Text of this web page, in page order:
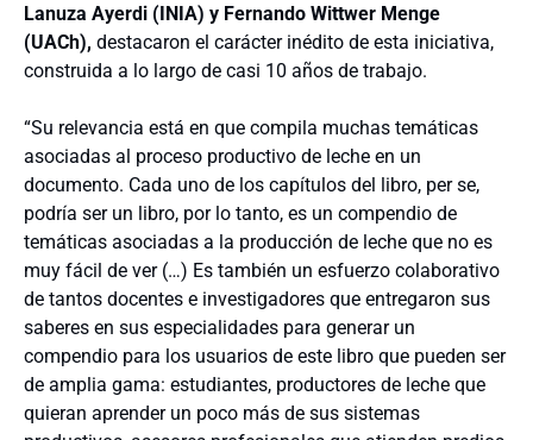
Lanuza Ayerdi (INIA) y Fernando Wittwer Menge
(UACh), destacaron el carácter inédito de esta iniciativa,
construida a lo largo de casi 10 años de trabajo.
“Su relevancia está en que compila muchas temáticas
asociadas al proceso productivo de leche en un
documento. Cada uno de los capítulos del libro, per se,
podría ser un libro, por lo tanto, es un compendio de
temáticas asociadas a la producción de leche que no es
muy fácil de ver (…) Es también un esfuerzo colaborativo
de tantos docentes e investigadores que entregaron sus
saberes en sus especialidades para generar un
compendio para los usuarios de este libro que pueden ser
de amplia gama: estudiantes, productores de leche que
quieran aprender un poco más de sus sistemas